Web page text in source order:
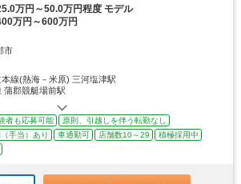
万円～50.0万円程度 モデル
万円～600万円
市
本線(熱海－米原) 三河塩津駅
蒲郡競艇場前駅
者も応募可能
原則、引越しを伴う転勤なし
手当）あり 車通勤可 店舗数10～29
積極採用中